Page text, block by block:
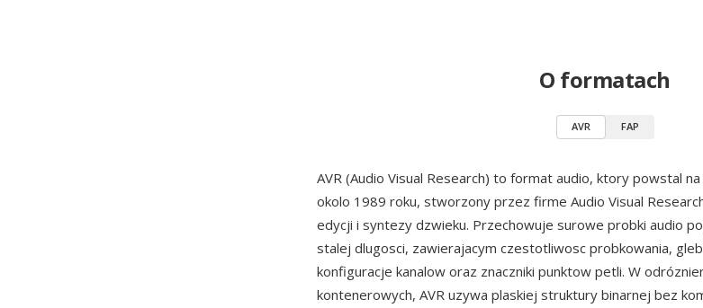
O formatach
AVR FAP
AVR (Audio Visual Research) to format audio, ktory powstal
okolo 1989 roku, stworzony przez firme Audio Visual
edycji i syntezy dzwieku. Przechowuje surowe probki audio
stalej dlugosci, zawierajacym czestotliwosc probkowania,
konfiguracje kanalow oraz znaczniki punktow petli. W
kontenerowych, AVR uzywa plaskiej struktury binarnej bez